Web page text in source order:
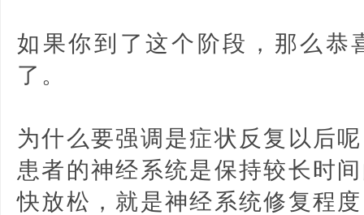
如果你到了这个阶段，那么恭
了。
为什么要强调是症状反复以后
患者的神经系统是保持较长时
快放松，就是神经系统修复程